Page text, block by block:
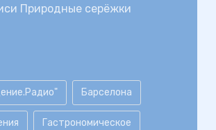
Природные серёжки
Барселона
Гастрономическое